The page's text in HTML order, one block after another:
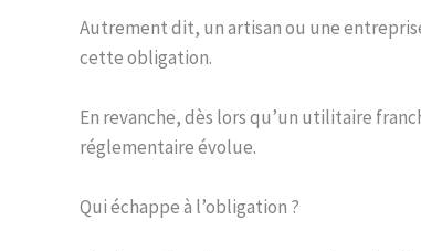
Autrement dit, un artisan ou une
cette obligation.
En revanche, dès lors qu’un utilitaire
réglementaire évolue.
Qui échappe à l’obligation ?